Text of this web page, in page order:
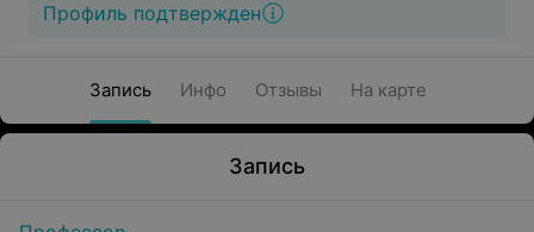
Профиль подтвержден
Запись Инфо Отзывы На карте
Запись